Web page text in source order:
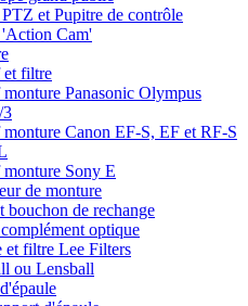
et Pupitre de contrôle
'Action Cam'
filtre
Panasonic Olympus
3
Canon EF-S, EF et RF-S
Sony E
de monture
bouchon de rechange
optique
et filtre Lee Filters
ou Lensball